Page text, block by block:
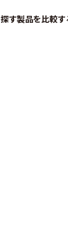
す製品を比較す